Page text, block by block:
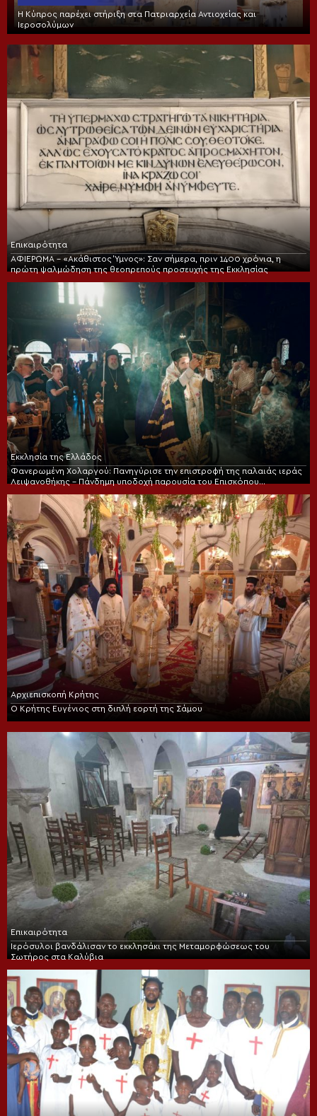
Η Κύπρος παρέχει στήριξη στα Πατριαρχεία Αντιοχείας και
Ιεροσολύμων
Επικαιρότητα
ΑΦΙΕΡΩΜΑ – «Ακάθιστος Ύμνος»: Σαν σήμερα, πριν 1400 χρόνια, η
πρώτη ψαλμώδηση της θεοπρεπούς προσευχής της Εκκλησίας
Εκκλησία της Ελλάδος
Φανερωμένη Χολαργού: Πανηγύρισε την επιστροφή της παλαιάς ιεράς
Λειψανοθήκης – Πάνδημη υποδοχή παρουσία του Επισκόπου
Αρχιεπισκοπή Κρήτης
Ο Κρήτης Ευγένιος στη διπλή εορτή της Σάμου
Επικαιρότητα
Ιερόσυλοι βανδάλισαν το εκκλησάκι της Μεταμορφώσεως του
Σωτήρος στα Καλύβια